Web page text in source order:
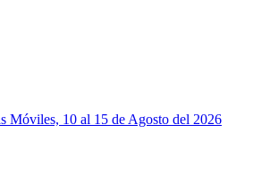
Móviles, 10 al 15 de Agosto del 2026